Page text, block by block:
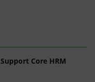
Support Core HRM